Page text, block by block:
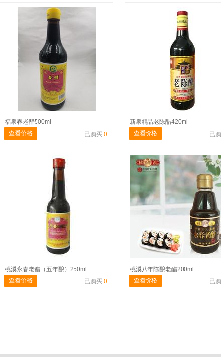
福泉春老醋500ml
查看价格
已购买 0
新泉精品老陈醋420ml
查看价格
已
桃溪永春老醋（五年酿）250ml
查看价格
已购买 0
桃溪八年陈酿老醋200ml
查看价格
已